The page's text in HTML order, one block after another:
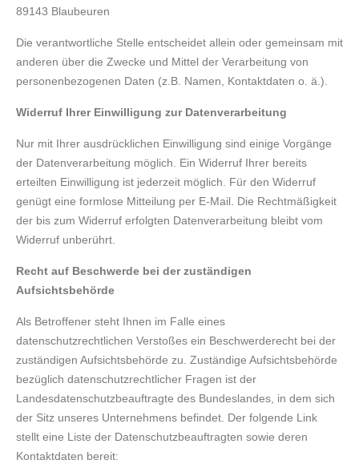
89143 Blaubeuren
Die verantwortliche Stelle entscheidet allein oder gemeinsam mit
anderen über die Zwecke und Mittel der Verarbeitung von
personenbezogenen Daten (z.B. Namen, Kontaktdaten o. ä.).
Widerruf Ihrer Einwilligung zur Datenverarbeitung
Nur mit Ihrer ausdrücklichen Einwilligung sind einige Vorgänge
der Datenverarbeitung möglich. Ein Widerruf Ihrer bereits
erteilten Einwilligung ist jederzeit möglich. Für den Widerruf
genügt eine formlose Mitteilung per E-Mail. Die Rechtmäßigkeit
der bis zum Widerruf erfolgten Datenverarbeitung bleibt vom
Widerruf unberührt.
Recht auf Beschwerde bei der zuständigen
Aufsichtsbehörde
Als Betroffener steht Ihnen im Falle eines
datenschutzrechtlichen Verstoßes ein Beschwerderecht bei der
zuständigen Aufsichtsbehörde zu. Zuständige Aufsichtsbehörde
bezüglich datenschutzrechtlicher Fragen ist der
Landesdatenschutzbeauftragte des Bundeslandes, in dem sich
der Sitz unseres Unternehmens befindet. Der folgende Link
stellt eine Liste der Datenschutzbeauftragten sowie deren
Kontaktdaten bereit: